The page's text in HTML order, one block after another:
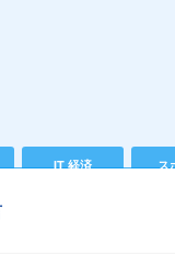
IT 経済 ス